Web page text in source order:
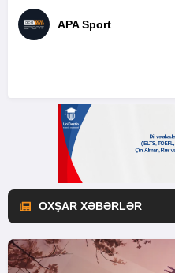
APA Sport
OXŞAR XƏBƏRLƏR